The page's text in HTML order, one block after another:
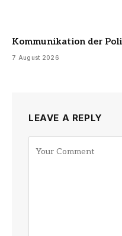
Kommunikation der
7 August 2026
LEAVE A REPLY